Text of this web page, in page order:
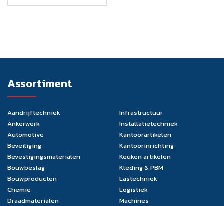
Assortiment
Aandrijftechniek
Ankerwerk
Automotive
Beveiliging
Bevestigingsmaterialen
Bouwbeslag
Bouwproducten
Chemie
Draadmaterialen
Infrastructuur
Installatietechniek
Kantoorartikelen
Kantoorinrichting
Keuken artikelen
Kleding & PBM
Lastechniek
Logistiek
Machines